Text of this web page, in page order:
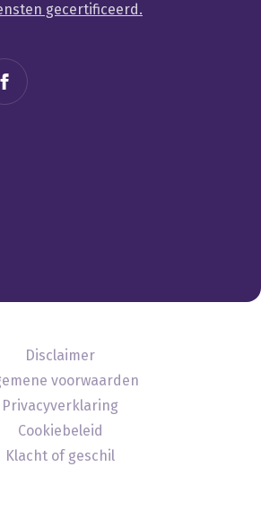
gecertificeerd.
Disclaimer
voorwaarden
Privacyverklaring
Cookiebeleid
Klacht of geschil